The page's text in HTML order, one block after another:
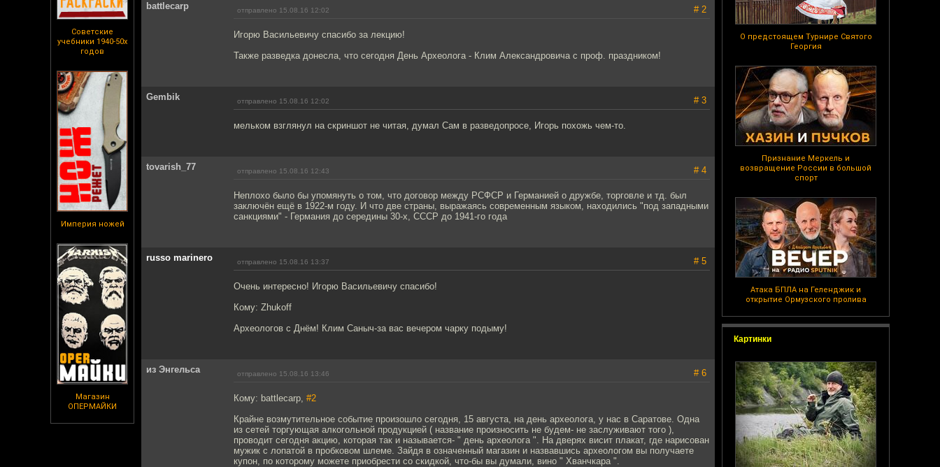
Советские
учебники 1940-50х
годов
Империя ножей
Магазин
ОПЕРМАЙКИ
О предстоящем Турнире Святого
Георгия
Признание Меркель и
возвращение России в большой
спорт
Атака БПЛА на Геленджик и
открытие Ормузского пролива
Картинки
battlecarp отправлено 15.08.16 12:02 # 2
Игорю Васильевичу спасибо за лекцию!
Также разведка донесла, что сегодня День Археолога - Клим Александровича с проф. праздником!
Gembik отправлено 15.08.16 12:02 # 3
мельком взглянул на скриншот не читая, думал Сам в разведопросе, Игорь похожь чем-то.
tovarish_77 отправлено 15.08.16 12:43 # 4
Неплохо было бы упомянуть о том, что договор между РСФСР и Германией о дружбе, торговле и тд. был
заключён ещё в 1922-м году. И что две страны, выражаясь современным языком, находились "под западными
санкциями" - Германия до середины 30-х, СССР до 1941-го года
russo marinero отправлено 15.08.16 13:37 # 5
Очень интересно! Игорю Васильевичу спасибо!
Кому: Zhukoff
Археологов с Днём! Клим Саныч-за вас вечером чарку подыму!
из Энгельса отправлено 15.08.16 13:46 # 6
Кому: battlecarp, #2
Крайне возмутительное событие произошло сегодня, 15 августа, на день археолога, у нас в Саратове. Одна
из сетей торгующая алкогольной продукцией ( название произносить не будем- не заслуживают того ),
проводит сегодня акцию, которая так и называется- " день археолога ". На дверях висит плакат, где нарисован
мужик с лопатой в пробковом шлеме. Зайдя в означенный магазин и назвавшись археологом вы получаете
купон, по которому можете приобрести со скидкой, что-бы вы думали, вино " Хванчкара ".